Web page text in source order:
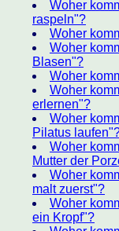
Woher
raspeln"?
Woher
Woher
Blasen"?
Woher
Woher
erlernen"?
Woher
Pilatus
Woher
Mutter der
Woher
malt zuerst"?
Woher
ein Kropf"?